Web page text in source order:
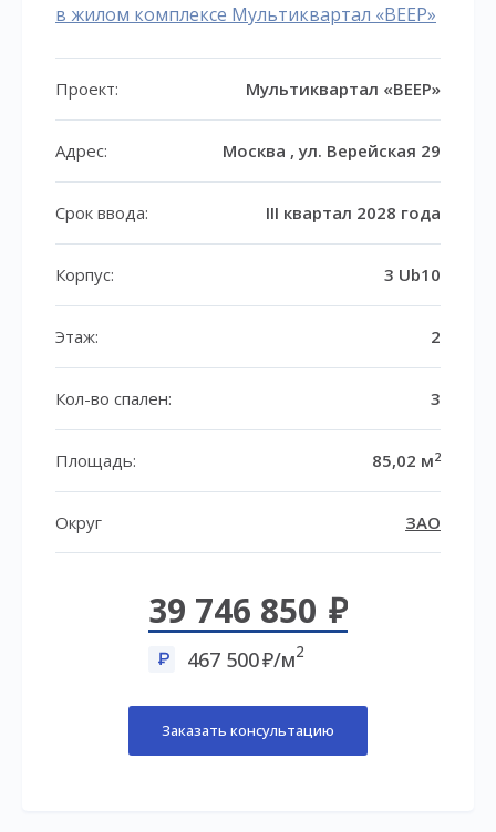
в жилом комплексе Мультиквартал «ВЕЕР»
Проект: Мультиквартал «ВЕЕР»
Адрес: Москва , ул. Верейская 29
Срок ввода: III квартал 2028 года
Корпус: 3 Ub10
Этаж: 2
Кол-во спален: 3
Площадь: 85,02 м2
Округ ЗАО
39 746 850
467 500 /м2
Заказать консультацию